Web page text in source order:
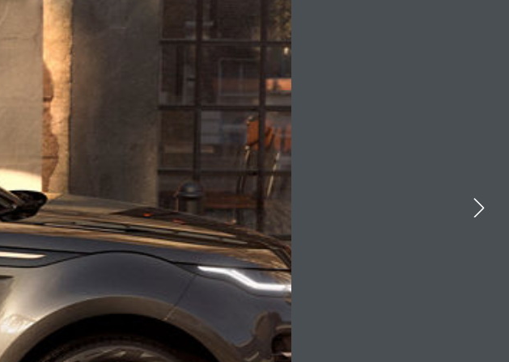
ΤΑΞΙΔΙΑ
ΧΟΡΗΓΙΕΣ
ΚΛΕΙΣΤΕ TEST DRIVE
ΤΗΝ ΚΑΙΝΟΤΟΜΊΑ ΚΑΙ ΤΗΝ ΤΕΧΝΟΛΟΓΊΑ
PHEV
INCONTROL
SPECIAL VEHICLE OPERATIONS